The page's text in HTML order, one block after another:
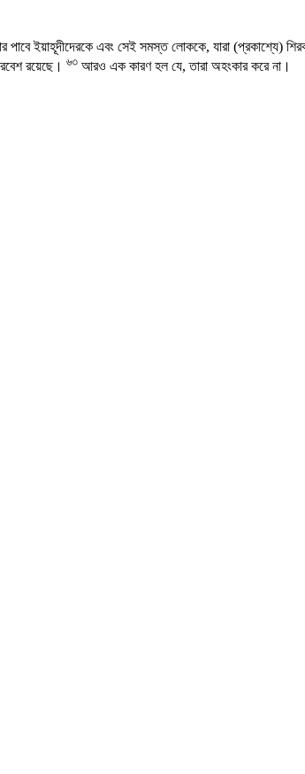
ইয়াহূদীদেরকে এবং সেই সমস্ত লোককে, যারা (প্রকাশ্যে)
রয়েছে। ৬৩ আরও এক কারণ হল যে, তারা অহংকার করে না।